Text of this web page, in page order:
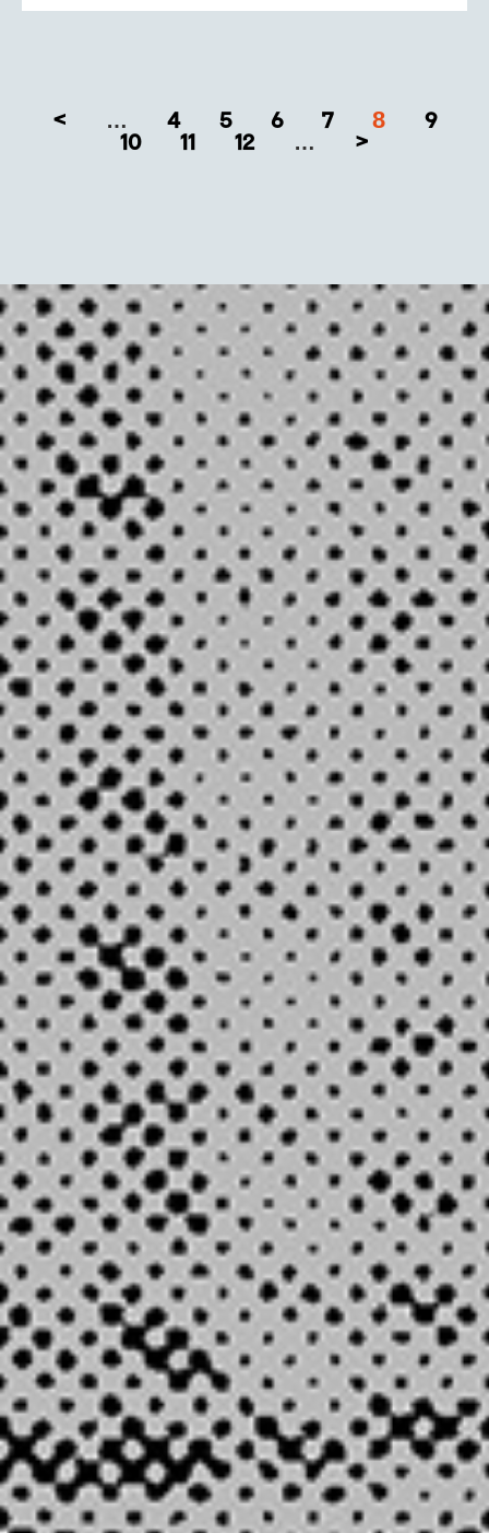
< … 4 5 6 7 8
9
10
11 12 … >